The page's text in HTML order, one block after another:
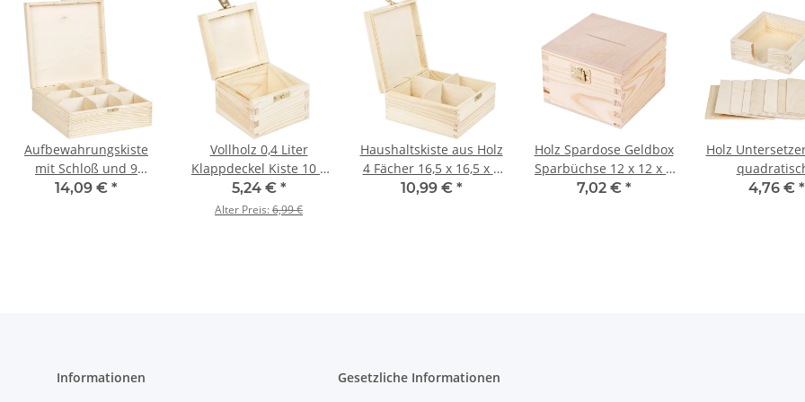
Aufbewahrungskiste
mit Schloß und 9
Fächer 22,5 x 22,5 x 8
14,09 € *
Vollholz 0,4 Liter
Klappdeckel Kiste 10 x
10 x 7,5 cm geschliffen
5,24 € *
Alter Preis:6,99 €
Haushaltskiste aus Holz
4 Fächer 16,5 x 16,5 x 8
cm, Teekiste
10,99 € *
Holz Spardose Geldbox
Sparbüchse 12 x 12 x 8
cm
7,02 € *
Holz
4,76 € *
Informationen Gesetzliche Informationen